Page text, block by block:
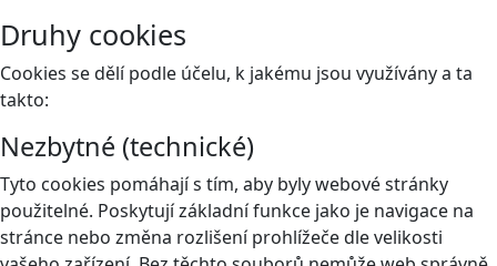
Druhy cookies
Cookies se dělí podle účelu, k jakému jsou využívány a ta
takto:
Nezbytné (technické)
Tyto cookies pomáhají s tím, aby byly webové stránky
použitelné. Poskytují základní funkce jako je navigace na
stránce nebo změna rozlišení prohlížeče dle velikosti